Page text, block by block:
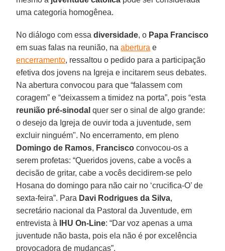
uma categoria homogênea.
No diálogo com essadiversidade, o Papa Francisco
em suas falas na reunião, naabertura e
encerramento, ressaltou o pedido para a participação
efetiva dos jovens na Igreja e incitarem seus debates.
Na abertura convocou para que “falassem com
coragem” e “deixassem a timidez na porta”, pois “esta
reunião pré-sinodal quer ser o sinal de algo grande:
o desejo da Igreja de ouvir toda a juventude, sem
excluir ninguém". No encerramento, em pleno
Domingo de Ramos, Francisco convocou-os a
serem profetas: “Queridos jovens, cabe a vocês a
decisão de gritar, cabe a vocês decidirem-se pelo
Hosana do domingo para não cair no ‘crucifica-O’ de
sexta-feira”. Para Davi Rodrigues da Silva,
secretário nacional da Pastoral da Juventude, em
entrevista à
IHU On-Line: “Dar voz apenas a uma
juventude não basta, pois ela não é por excelência
provocadora de mudanças”.